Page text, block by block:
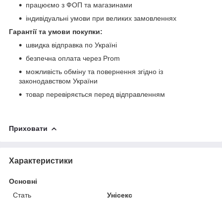
працюємо з ФОП та магазинами
індивідуальні умови при великих замовленнях
Гарантії та умови покупки:
швидка відправка по Україні
безпечна оплата через Prom
можливість обміну та повернення згідно із
законодавством України
товар перевіряється перед відправленням
Приховати
Характеристики
Основні
Стать
Унісекс